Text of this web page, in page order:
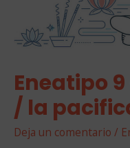
Eneatipo
/ la
Deja un comentario /